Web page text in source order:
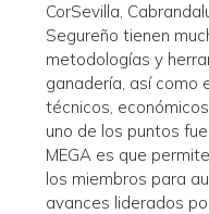
CorSevilla,
Segureño tienen
metodologías y
ganadería, así como
técnicos,
uno de los puntos
MEGA es que
los miembros para
avances liderados